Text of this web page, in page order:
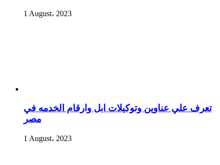
1 August، 2023
تعرف علي عناوين وتوكيلات ابل وارقام الخدمه في
مصر
1 August، 2023